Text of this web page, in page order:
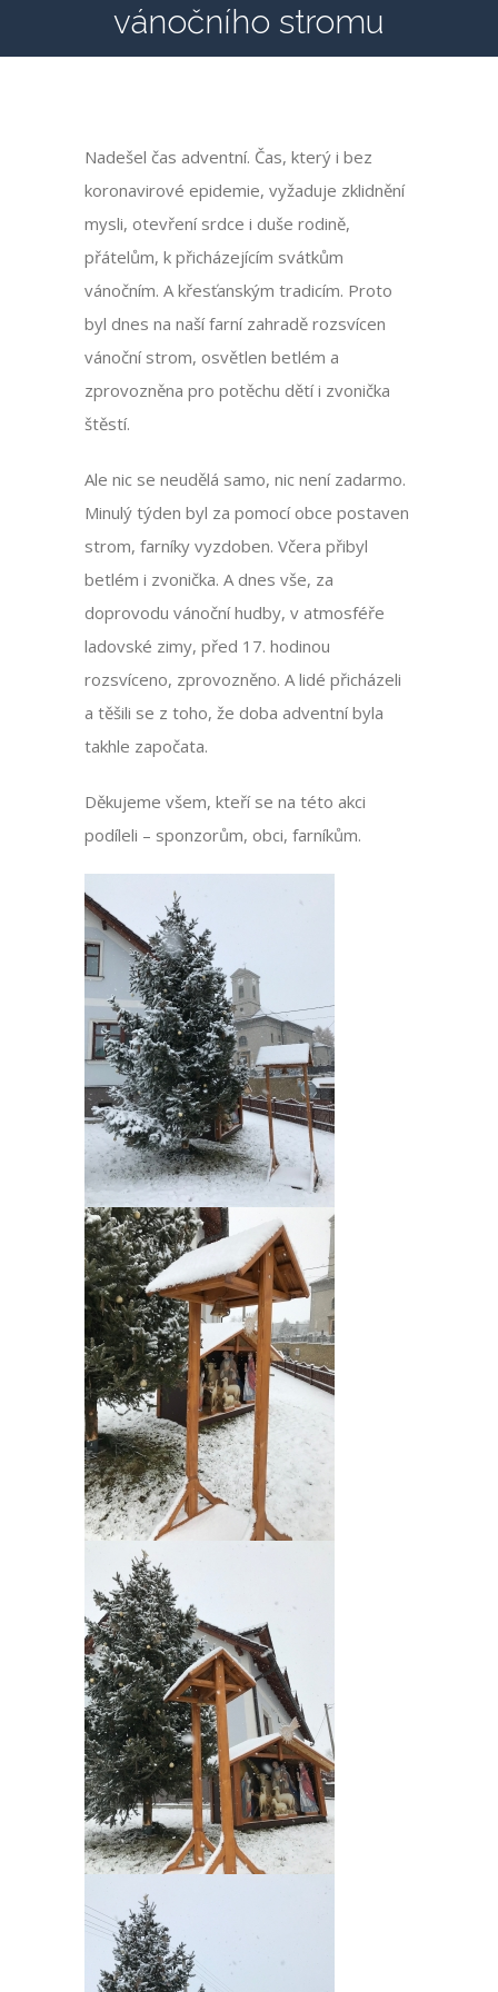
vánočního stromu
Nadešel čas adventní. Čas, který i bez
koronavirové epidemie, vyžaduje zklidnění
mysli, otevření srdce i duše rodině,
přátelům, k přicházejícím svátkům
vánočním. A křesťanským tradicím. Proto
byl dnes na naší farní zahradě rozsvícen
vánoční strom, osvětlen betlém a
zprovozněna pro potěchu dětí i zvonička
štěstí.
Ale nic se neudělá samo, nic není zadarmo.
Minulý týden byl za pomocí obce postaven
strom, farníky vyzdoben. Včera přibyl
betlém i zvonička. A dnes vše, za
doprovodu vánoční hudby, v atmosféře
ladovské zimy, před 17. hodinou
rozsvíceno, zprovozněno. A lidé přicházeli
a těšili se z toho, že doba adventní byla
takhle započata.
Děkujeme všem, kteří se na této akci
podíleli – sponzorům, obci, farníkům.